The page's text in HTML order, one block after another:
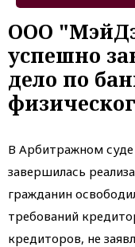
ООО
успешно
дело по
В Арбитражном
завершилась
гражданин
требований
кредиторов, не